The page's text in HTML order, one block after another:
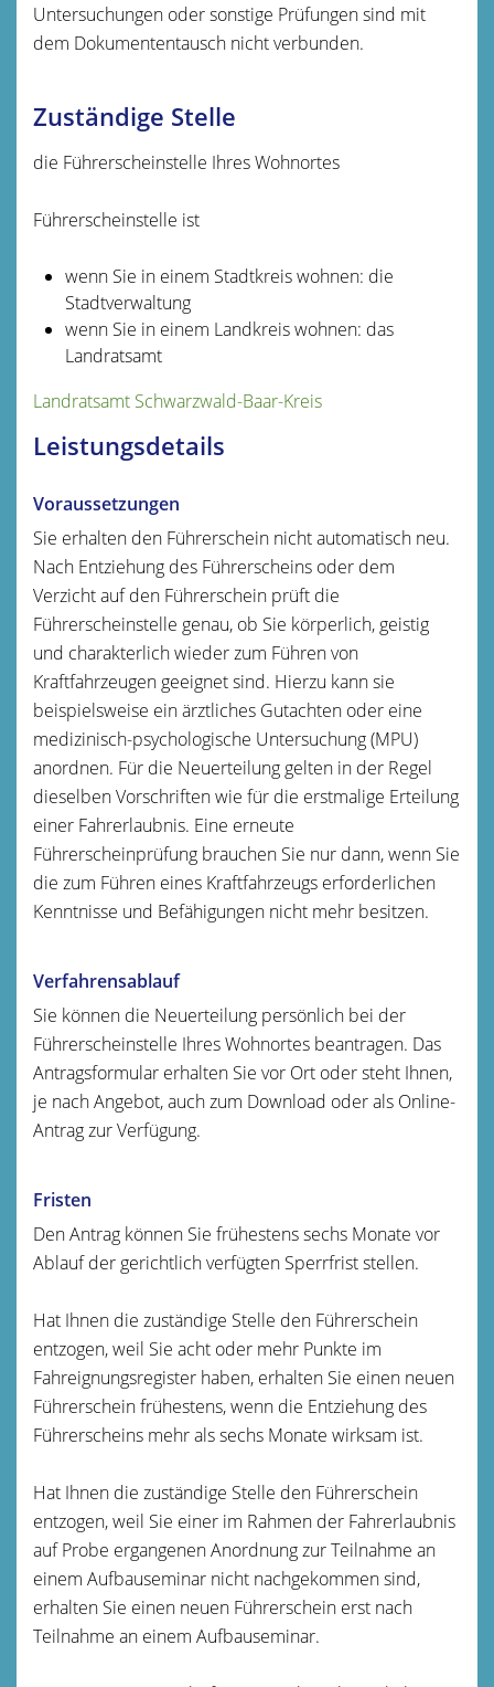
Untersuchungen oder sonstige Prüfungen sind mit
dem Dokumententausch nicht verbunden.
Zuständige Stelle
die Führerscheinstelle Ihres Wohnortes
Führerscheinstelle ist
wenn Sie in einem Stadtkreis wohnen: die
Stadtverwaltung
wenn Sie in einem Landkreis wohnen: das
Landratsamt
Landratsamt Schwarzwald-Baar-Kreis
Leistungsdetails
Voraussetzungen
Sie erhalten den Führerschein nicht automatisch neu.
Nach Entziehung des Führerscheins oder dem
Verzicht auf den Führerschein prüft die
Führerscheinstelle genau, ob Sie körperlich, geistig
und charakterlich wieder zum Führen von
Kraftfahrzeugen geeignet sind. Hierzu kann sie
beispielsweise ein ärztliches Gutachten oder eine
medizinisch-psychologische Untersuchung (MPU)
anordnen. Für die Neuerteilung gelten in der Regel
dieselben Vorschriften wie für die erstmalige Erteilung
einer Fahrerlaubnis. Eine erneute
Führerscheinprüfung brauchen Sie nur dann, wenn Sie
die zum Führen eines Kraftfahrzeugs erforderlichen
Kenntnisse und Befähigungen nicht mehr besitzen.
Verfahrensablauf
Sie können die Neuerteilung persönlich bei der
Führerscheinstelle Ihres Wohnortes beantragen. Das
Antragsformular erhalten Sie vor Ort oder steht Ihnen,
je nach Angebot, auch zum Download oder als Online-
Antrag zur Verfügung.
Fristen
Den Antrag können Sie frühestens sechs Monate vor
Ablauf der gerichtlich verfügten Sperrfrist stellen.
Hat Ihnen die zuständige Stelle den Führerschein
entzogen, weil Sie acht oder mehr Punkte im
Fahreignungsregister haben, erhalten Sie einen neuen
Führerschein frühestens, wenn die Entziehung des
Führerscheins mehr als sechs Monate wirksam ist.
Hat Ihnen die zuständige Stelle den Führerschein
entzogen, weil Sie einer im Rahmen der Fahrerlaubnis
auf Probe ergangenen Anordnung zur Teilnahme an
einem Aufbauseminar nicht nachgekommen sind,
erhalten Sie einen neuen Führerschein erst nach
Teilnahme an einem Aufbauseminar.